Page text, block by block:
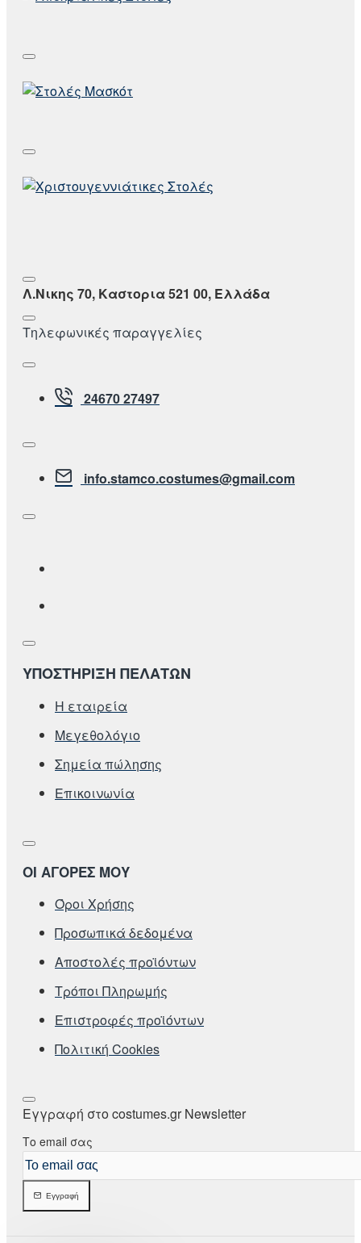
Λ.Νικης 70, Καστορια 521 00, Ελλάδα
Τηλεφωνικές παραγγελίες
24670 27497
info.stamco.costumes@gmail.com
ΥΠΟΣΤΗΡΙΞΗ ΠΕΛΑΤΩΝ
Η εταιρεία
Μεγεθολόγιο
Σημεία πώλησης
Επικοινωνία
ΟΙ ΑΓΟΡΕΣ ΜΟΥ
Όροι Χρήσης
Προσωπικά δεδομένα
Αποστολές προϊόντων
Τρόποι Πληρωμής
Επιστροφές προϊόντων
Πολιτική Cookies
Εγγραφή στο costumes.gr Newsletter
Το email σας
Εγγραφή